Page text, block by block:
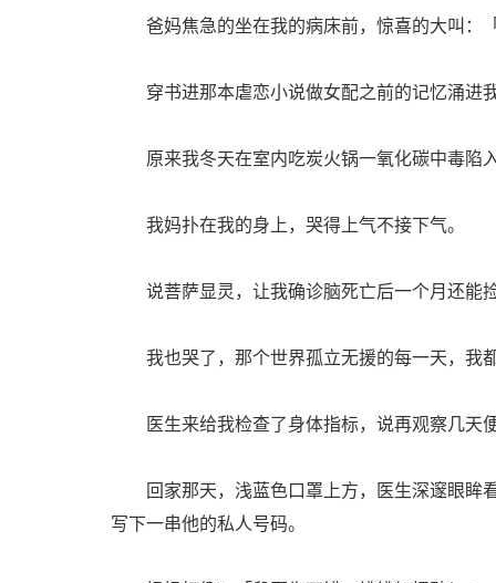
爸妈焦急的坐在我的病床前，惊喜的大叫：
穿书进那本虐恋小说做女配之前的记忆涌进
原来我冬天在室内吃炭火锅一氧化碳中毒陷
我妈扑在我的身上，哭得上气不接下气。
说菩萨显灵，让我确诊脑死亡后一个月还能
我也哭了，那个世界孤立无援的每一天，我
医生来给我检查了身体指标，说再观察几天
回家那天，浅蓝色口罩上方，医生深邃眼眸
写下一串他的私人号码。